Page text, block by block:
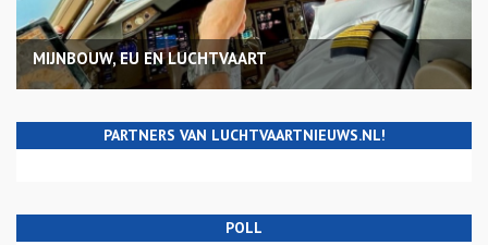
MIJNBOUW, EU EN LUCHTVAART
PARTNERS VAN LUCHTVAARTNIEUWS.NL!
POLL